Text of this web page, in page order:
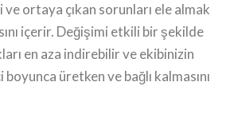
ortaya çıkan sorunları ele almak
içerir. Değişimi etkili bir şekilde
en aza indirebilir ve ekibinizin
üretken ve bağlı kalmasını